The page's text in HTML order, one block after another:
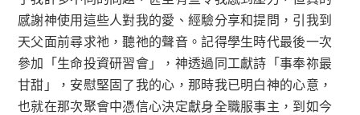
感謝神使用這些人對我的愛、經驗分享和提問，引我到
天父面前尋求祂，聽祂的聲音。記得學生時代最後一次
參加「生命投資研習會」，神透過同工獻詩「事奉祢最
甘甜」，安慰堅固了我的心，那時我已明白神的心意，
也就在那次聚會中憑信心決定獻身全職服事主，到如今